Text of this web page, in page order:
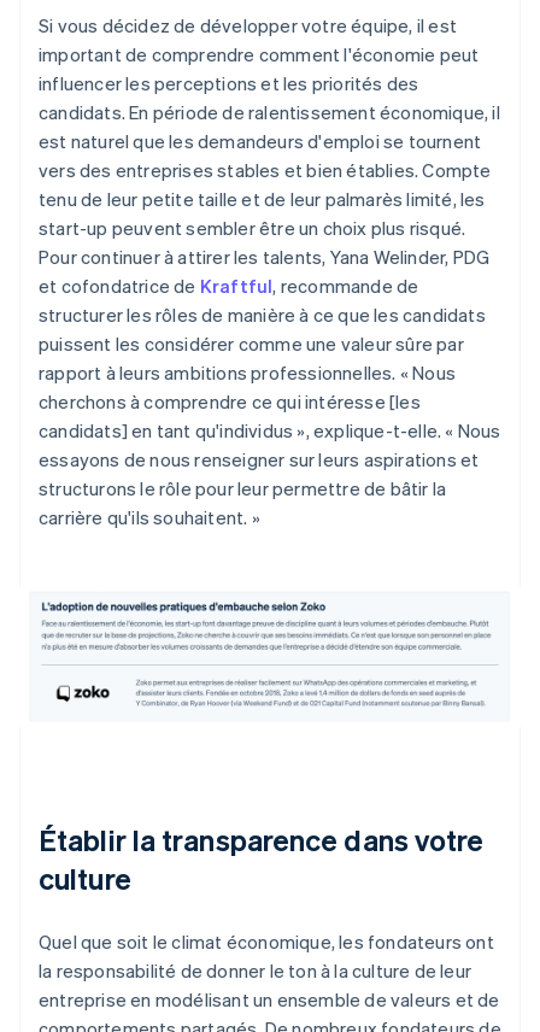
Si vous décidez de développer votre équipe, il est
important de comprendre comment l'économie peut
influencer les perceptions et les priorités des
candidats. En période de ralentissement économique, il
est naturel que les demandeurs d'emploi se tournent
vers des entreprises stables et bien établies. Compte
tenu de leur petite taille et de leur palmarès limité, les
start-up peuvent sembler être un choix plus risqué.
Pour continuer à attirer les talents, Yana Welinder, PDG
et cofondatrice de Kraftful, recommande de
structurer les rôles de manière à ce que les candidats
puissent les considérer comme une valeur sûre par
rapport à leurs ambitions professionnelles. « Nous
cherchons à comprendre ce qui intéresse [les
candidats] en tant qu'individus », explique-t-elle. « Nous
essayons de nous renseigner sur leurs aspirations et
structurons le rôle pour leur permettre de bâtir la
carrière qu'ils souhaitent. »
Établir la transparence dans votre
culture
Quel que soit le climat économique, les fondateurs ont
la responsabilité de donner le ton à la culture de leur
entreprise en modélisant un ensemble de valeurs et de